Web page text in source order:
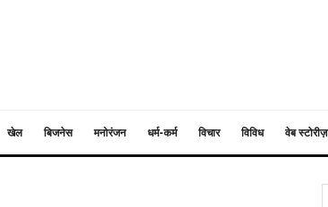
खेल बिजनेस मनोरंजन धर्म-कर्म विचार विविध वेब स्टोरीज़